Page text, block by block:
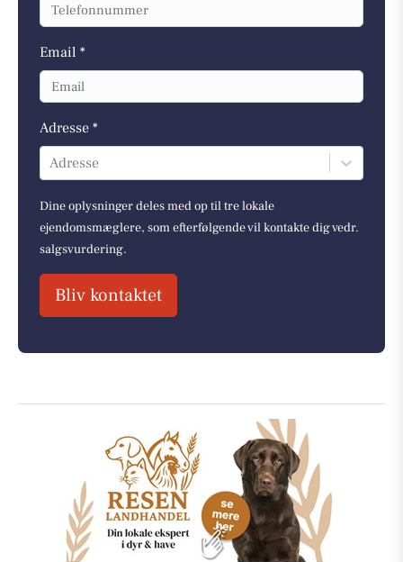
Email *
Adresse *
Adresse
Dine oplysninger deles med op til tre lokale
ejendomsmæglere, som efterfølgende vil kontakte dig vedr.
salgsvurdering.
Bliv kontaktet